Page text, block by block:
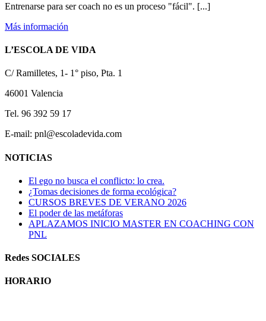
Entrenarse para ser coach no es un proceso "fácil". [...]
Más información
L’ESCOLA DE VIDA
C/ Ramilletes, 1- 1° piso, Pta. 1
46001 Valencia
Tel. 96 392 59 17
E-mail: pnl@escoladevida.com
NOTICIAS
El ego no busca el conflicto: lo crea.
¿Tomas decisiones de forma ecológica?
CURSOS BREVES DE VERANO 2026
El poder de las metáforas
APLAZAMOS INICIO MASTER EN COACHING CON
PNL
Redes SOCIALES
HORARIO